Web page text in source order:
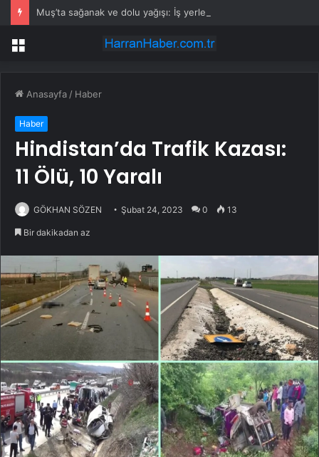
Muş’ta sağanak ve dolu yağışı: İş yerlerini su bastı
Menü
Anasayfa / Haber
Haber
Hindistan’da Trafik Kazası:
11 Ölü, 10 Yaralı
GÖKHAN SÖZEN Şubat 24, 2023 0 13
Bir dakikadan az